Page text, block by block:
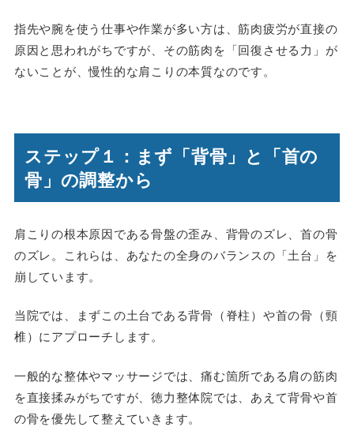
指先や腕を使う仕事や作業が多い方は、筋肉疲労が直接の
原因と思われがちですが、その筋肉を「回復させる力」が
ないことが、慢性的な肩こりの本質なのです。
ステップ１：まず「背骨」と「首の
骨」の調整から
肩こりの根本原因である骨盤の歪み、背骨のズレ、首の骨
のズレ。これらは、あなたの全身のバランスの「土台」を
崩しています。
当院では、まずこの土台である背骨（脊柱）や首の骨（頸
椎）にアプローチします。
一般的な整体やマッサージでは、痛む箇所である肩の筋肉
を直接揉みがちですが、徳力整体院では、あえて背骨や首
の骨を優先して整えていきます。